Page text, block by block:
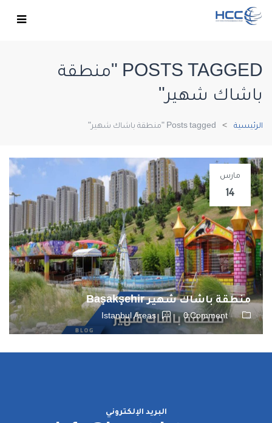
POSTS TAGGED "منطقة
باشاك شهير"
الرئيسية Posts tagged "منطقة باشاك شهير"
مارس
14
منطقة باشاك شهير Başakşehir
Istanbul Areas 0 Comment
البريد الإلكتروني